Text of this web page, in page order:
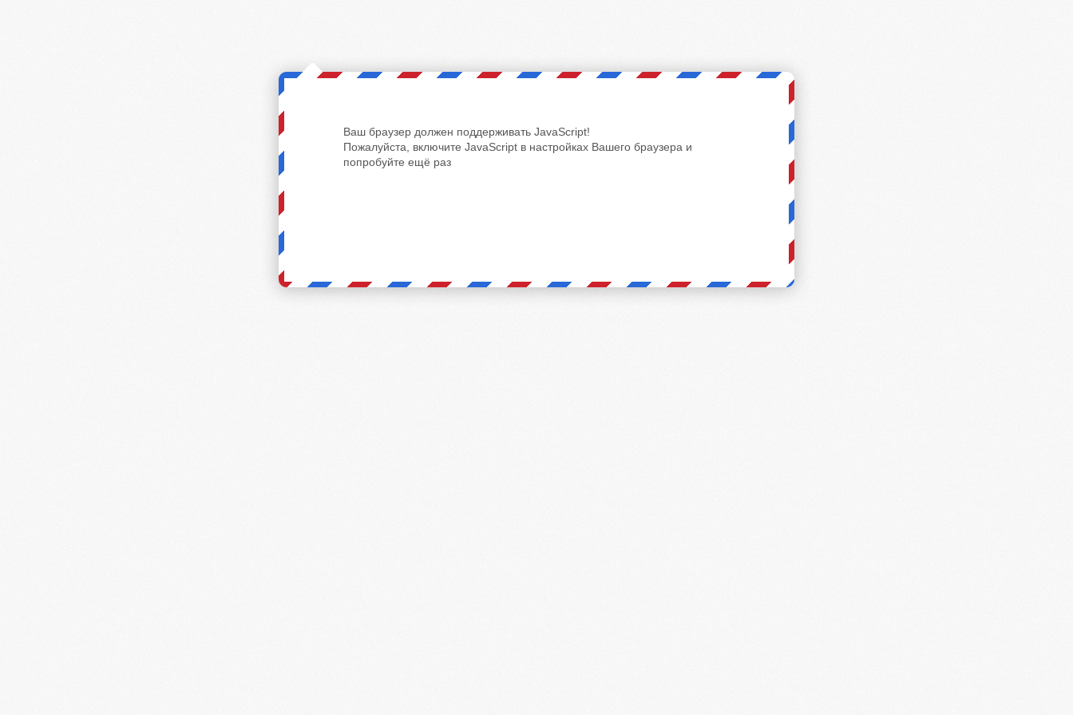
Ваш браузер должен поддерживать JavaScript!
Пожалуйста, включите JavaScript в настройках Вашего браузера и
попробуйте ещё раз